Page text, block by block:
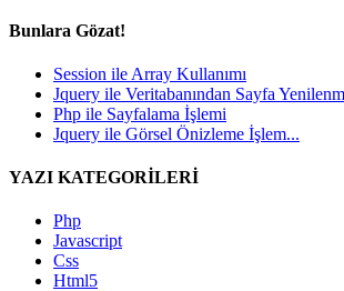
Bunlara Gözat!
Session ile Array Kullanımı
Jquery ile Veritabanından Sayfa
Php ile Sayfalama İşlemi
Jquery ile Görsel Önizleme İşlem...
YAZI KATEGORİLERİ
Php
Javascript
Css
Html5